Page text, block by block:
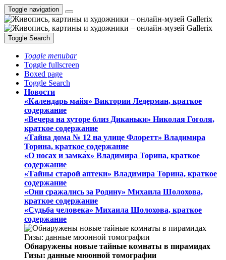
Toggle navigation
Toggle Search
Toggle menubar
Toggle fullscreen
Boxed page
Toggle Search
Новости
«Календарь майя» Виктории Ледерман, краткое
содержание
«Вечера на хуторе близ Диканьки» Николая Гоголя,
краткое содержание
«Тайна дома № 12 на улице Флоретт» Владимира
Торина, краткое содержание
«О носах и замка́х» Владимира Торина, краткое
содержание
«Тайны старой аптеки» Владимира Торина, краткое
содержание
«Они сражались за Родину» Михаила Шолохова,
краткое содержание
«Судьба человека» Михаила Шолохова, краткое
содержание
Обнаружены новые тайные комнаты в пирамидах
Гизы: данные мюонной томографии